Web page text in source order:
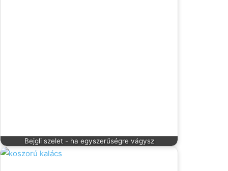
Bejgli szelet - ha egyszerűségre vágysz